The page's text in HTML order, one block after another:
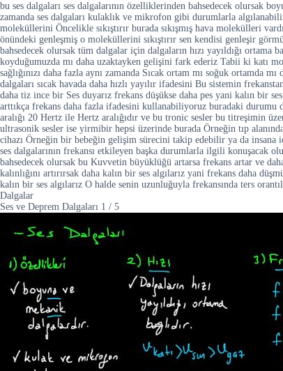
bu ses dalgaları ses dalgalarının özelliklerinden bahsedecek olursak
zamanda ses dalgaları kulaklık ve mikrofon gibi durumlarla
moleküllerini Öncelikle sıkıştırır burada sıkışmış hava molekülleri
önündeki genleşmiş o moleküllerini sıkıştırır sen kendisi genleşir
bahsedecek olursak tüm dalgalar için dalgaların hızı yayıldığı
koyduğumuzda mı daha uzaktayken gelişini fark ederiz Tabii ki katı
sağlığınızı daha fazla aynı zamanda Sıcak ortam mı soğuk ortamda
dalgaları sıcak havada daha hızlı yayılır ifadesini Bu sistemin
daha tiz ince bir Ses duyarız frekans düşükse daha pes yani kalın bir
arttıkça frekans daha fazla ifadesini kullanabiliyoruz buradaki durumu
aralığı 20 Hertz ile Hertz aralığıdır ve bu tronic sesler bu titreşimin
ultrasonik sesler ise yirmibir hepsi üzerinde burada Örneğin tıp
cihazı Örneğin bir bebeğin gelişim sürecini takip edebilir ya da insana
ses dalgalarının frekansı etkileyen başka durumlarla ilgili konuşacak
bahsedecek olursak bu Kuvvetin büyüklüğü artarsa frekans artar ve
kalınlığını artırırsak daha kalın bir ses algılarız yani frekans daha
kalın bir ses algılarız O halde senin uzunluğuyla frekansında ters
Dalgalar
Ses ve Deprem Dalgaları 1 / 5